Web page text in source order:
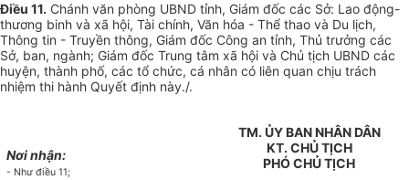
Điều 11. Chánh văn phòng UBND tỉnh, Giám đốc các Sở: Lao động-
thương binh và xã hội, Tài chính, Văn hóa - Thể thao và Du lịch,
Thông tin - Truyền thông, Giám đốc Công an tỉnh, Thủ trưởng các
Sở, ban, ngành; Giám đốc Trung tâm xã hội và Chủ tịch UBND các
huyện, thành phố, các tổ chức, cá nhân có liên quan chịu trách
nhiệm thi hành Quyết định này./.
Nơi nhận:
- Như điều 11;
TM. ỦY BAN NHÂN DÂN
KT. CHỦ TỊCH
PHÓ CHỦ TỊCH